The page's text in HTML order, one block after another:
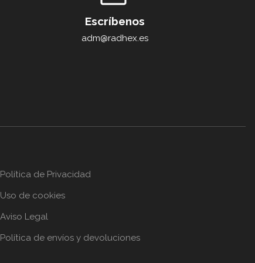
Escríbenos
adm@radhex.es
Política de Privacidad
Uso de cookies
Aviso Legal
Política de envíos y devoluciones